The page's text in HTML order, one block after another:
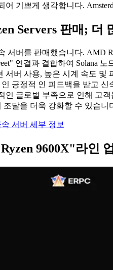
어 기쁘게 생각합니다.
Servers 판매; 더
서버를 판매했습니다. AMD
연결과 결합하여 Solana
서버 사용, 높은 시계 속도 및
긍정적 인 피드백을 받고 신
인 글로벌 부족으로 인해 고
조달을 더욱 강화할 수 있습니
서버 세부 정보
9600X"라인